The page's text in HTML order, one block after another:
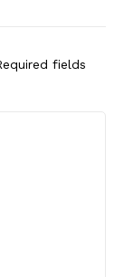
fields